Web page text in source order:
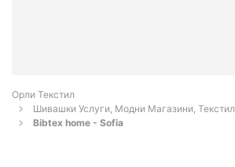
Орли Текстил
Шивашки Услуги, Модни Магазини,
Bibtex home - Sofia